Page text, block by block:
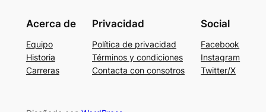
Acerca de
Equipo
Historia
Carreras
Privacidad
Política de privacidad
Términos y condiciones
Contacta con consotros
Social
Facebook
Instagram
Twitter/X